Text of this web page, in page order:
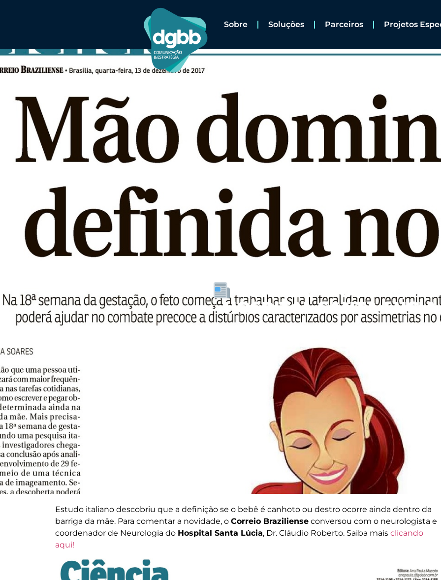
Sobre Soluções Parceiros Projetos
CORREIO
HOSPITAL SANTA LÚCIA
Estudo italiano descobriu que a definição se o bebê é canhoto ou destro ocorre ainda dentro da
barriga da mãe. Para comentar a novidade, o Correio Braziliense conversou com o neurologista e
coordenador de Neurologia do Hospital Santa Lúcia, Dr. Cláudio Roberto. Saiba mais clicando
aqui!